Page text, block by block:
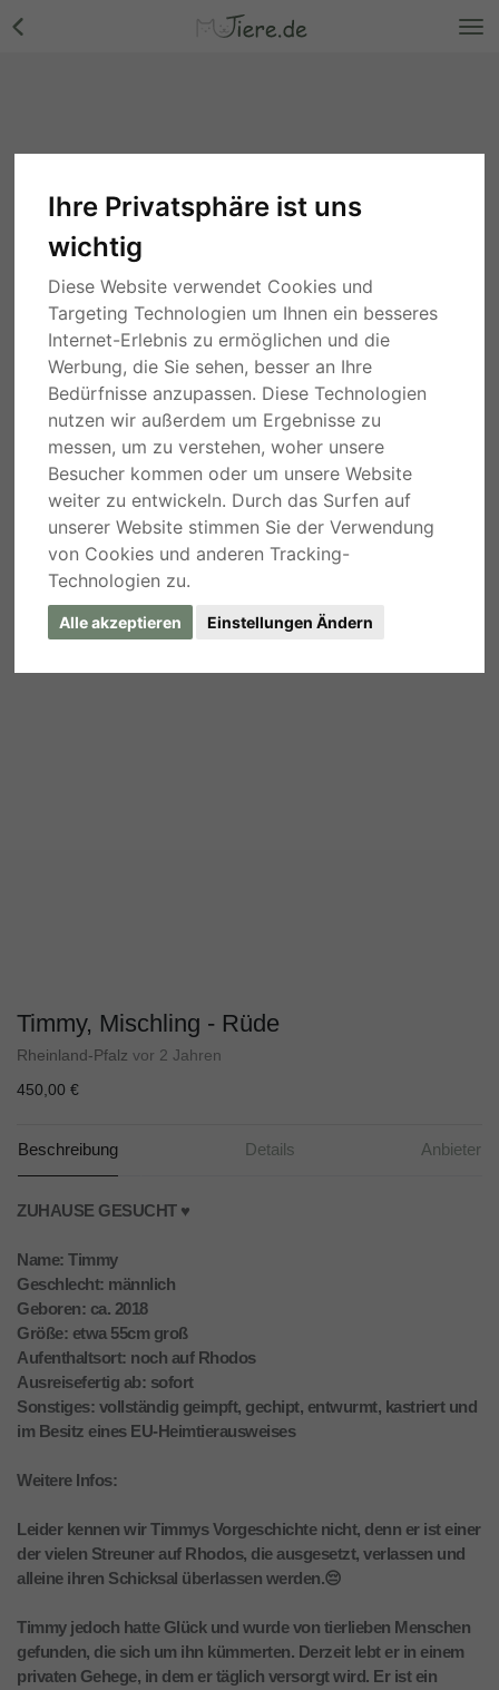
Ihre Privatsphäre ist uns
wichtig
Diese Website verwendet Cookies und
Targeting Technologien um Ihnen ein besseres
Internet-Erlebnis zu ermöglichen und die
Werbung, die Sie sehen, besser an Ihre
Bedürfnisse anzupassen. Diese Technologien
nutzen wir außerdem um Ergebnisse zu
messen, um zu verstehen, woher unsere
Besucher kommen oder um unsere Website
weiter zu entwickeln. Durch das Surfen auf
unserer Website stimmen Sie der Verwendung
von Cookies und anderen Tracking-
Technologien zu.
Alle akzeptieren Einstellungen Ändern
Timmy, Mischling - Rüde
Rheinland-Pfalz vor 2 Jahren
450,00 €
Beschreibung Details Anbieter
ZUHAUSE GESUCHT ♥️
Name: Timmy
Geschlecht: männlich
Geboren: ca. 2018
Größe: etwa 55cm groß
Aufenthaltsort: noch auf Rhodos
Ausreisefertig ab: sofort
Sonstiges: vollständig geimpft, gechipt, entwurmt, kastriert und
im Besitz eines EU-Heimtierausweises
Weitere Infos:
Leider kennen wir Timmys Vorgeschichte nicht, denn er ist einer
der vielen Streuner auf Rhodos, die ausgesetzt, verlassen und
alleine ihren Schicksal überlassen werden.😔
Timmy jedoch hatte Glück und wurde von tierlieben Menschen
gefunden, die sich um ihn kümmerten. Derzeit lebt er in einem
privaten Gehege, in dem er täglich versorgt wird. Er ist ein